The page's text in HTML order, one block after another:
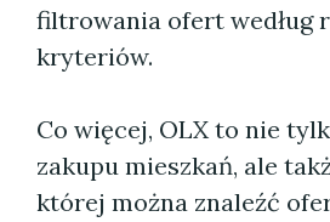
filtrowania ofert według
kryteriów.
Co więcej, OLX to nie
zakupu mieszkań, ale
której można znaleźć